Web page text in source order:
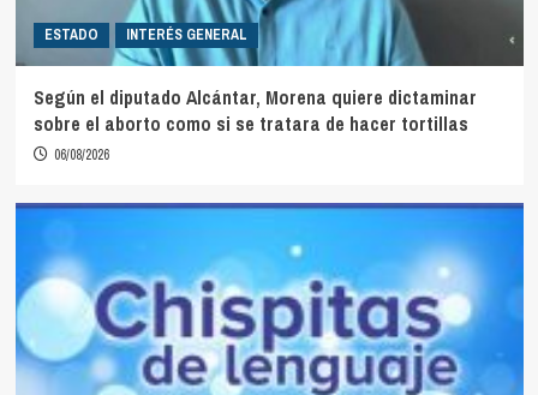
ESTADO INTERÉS GENERAL
Según el diputado Alcántar, Morena quiere dictaminar
sobre el aborto como si se tratara de hacer tortillas
06/08/2026